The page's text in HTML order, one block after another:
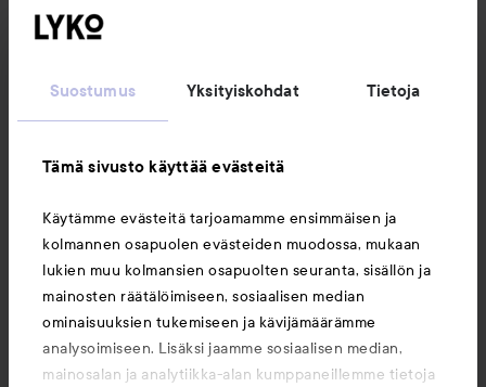
Suostumus Yksityiskohdat Tietoja
Tämä sivusto käyttää evästeitä
Käytämme evästeitä tarjoamamme ensimmäisen ja
kolmannen osapuolen evästeiden muodossa, mukaan
lukien muu kolmansien osapuolten seuranta, sisällön ja
mainosten räätälöimiseen, sosiaalisen median
ominaisuuksien tukemiseen ja kävijämäärämme
analysoimiseen. Lisäksi jaamme sosiaalisen median,
mainosalan ja analytiikka-alan kumppaneillemme tietoja